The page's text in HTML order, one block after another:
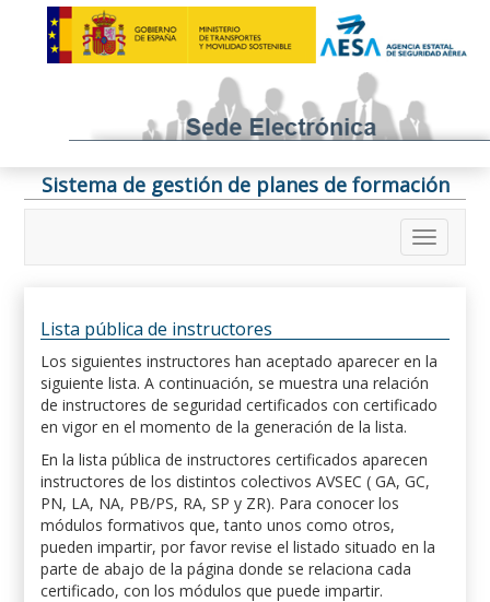
Sistema de gestión de planes de formación
Lista pública de instructores
Los siguientes instructores han aceptado aparecer en la
siguiente lista. A continuación, se muestra una relación
de instructores de seguridad certificados con certificado
en vigor en el momento de la generación de la lista.
En la lista pública de instructores certificados aparecen
instructores de los distintos colectivos AVSEC ( GA, GC,
PN, LA, NA, PB/PS, RA, SP y ZR). Para conocer los
módulos formativos que, tanto unos como otros,
pueden impartir, por favor revise el listado situado en la
parte de abajo de la página donde se relaciona cada
certificado, con los módulos que puede impartir.